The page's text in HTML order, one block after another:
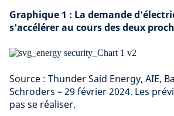
Graphique 1 : La demande
s'accélérer au cours des deux
Source : Thunder Said Energy, AIE,
Schroders – 29 février 2024. Les
pas se réaliser.